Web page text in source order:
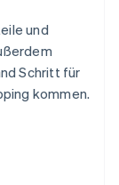
und
Schritt für
kommen.